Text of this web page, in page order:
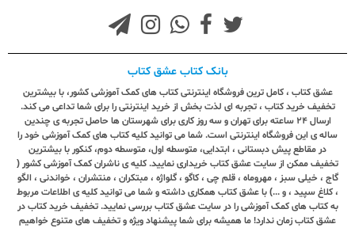
بانک کتاب عشق کتاب
عشق کتاب ، کامل ترین فروشگاه اینترنتی کتاب های کمک آموزشی کشور، با بیشترین
تخفیف خرید کتاب ، تجربه ای لذت بخش از خرید اینترنتی را برای شما تداعی می کند.
ارسال ٢٤ ساعته برای تهران و سه روز کاری برای شهرستان ها حاصل تجربه ی چندین
ساله ی این فروشگاه اینترنتی است. شما می توانید کلیه کتاب های کمک آموزشی خود را
در مقاطع پیش دبستانی ، ابتدایی، متوسطه اول، متوسطه دوم، کنکور با بیشترین
تخفیف ممکن از سایت عشق کتاب خریداری نمایید. کلیه ی ناشران کمک آموزشی کشور (
گاج ، خیلی سبز ، مهروماه ، قلم چی ، کاگو ، گلواژه ، مبتکران ، منتشران ، خواندنی ، الگو
، کلاغ سپید ، و ...) با عشق کتاب همکاری داشته و شما می توانید کلیه ی اطلاعات مربوط
به کتاب های کمک آموزشی را در سایت عشق کتاب بررسی نمایید. تخفیف خرید کتاب در
عشق کتاب زمان ندارد! ما همیشه برای شما پیشنهاد ویژه و تخفیف های متنوع خواهیم